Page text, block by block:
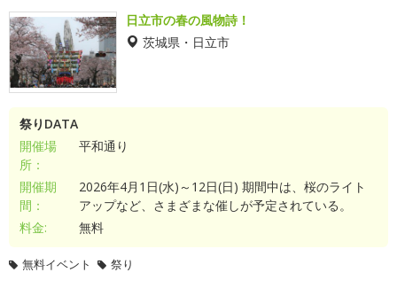
日立市の春の風物詩！
茨城県・日立市
祭りDATA
開催場
所：
平和通り
開催期
間：
2026年4月1日(水)～12日(日) 期間中は、桜のライト
アップなど、さまざまな催しが予定されている。
料金:
無料
無料イベント 祭り